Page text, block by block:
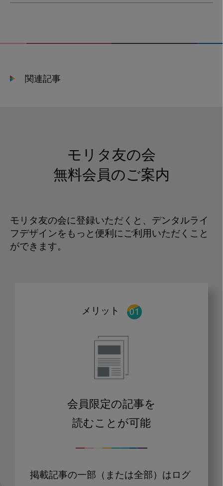
関連記事
モリタ友の会
無料会員のご案内
モリタ友の会に登録いただくと、デンタルライ
フデザインをもっと便利にご利用いただくこと
ができます。
メリット
会員限定の記事を
読むことが可能
掲載記事の一部（または全部）はログ